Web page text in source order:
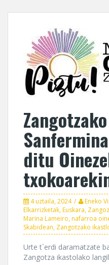
ditu
4 uztaila, 2024 Eneko
Elkarrizketak,Euskara,
Marina Lameiro,nafarroa
Skabidean, Zangotzako
Urte t`erdi daramatzate
Zangotza ikastolako